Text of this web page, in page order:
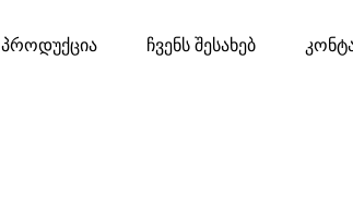
პროდუქცია ჩვენს შესახებ